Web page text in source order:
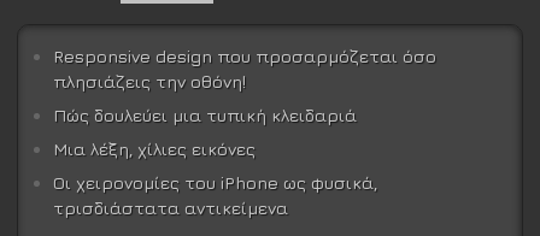
Responsive design που προσαρμόζεται όσο
πλησιάζεις την οθόνη!
Πώς δουλεύει μια τυπική κλειδαριά
Μια λέξη, χίλιες εικόνες
Οι χειρονομίες του iPhone ως φυσικά,
τρισδιάστατα αντικείμενα